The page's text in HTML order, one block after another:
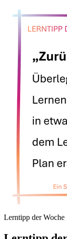
Lerntipp der Woche